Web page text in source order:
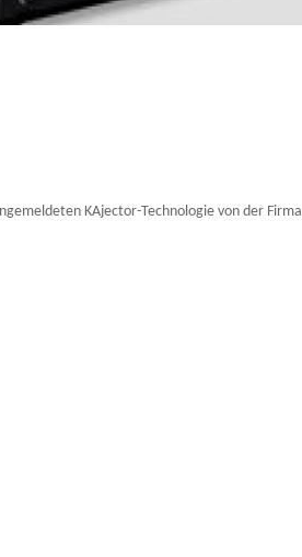
KAjector-Technologie von der Firma